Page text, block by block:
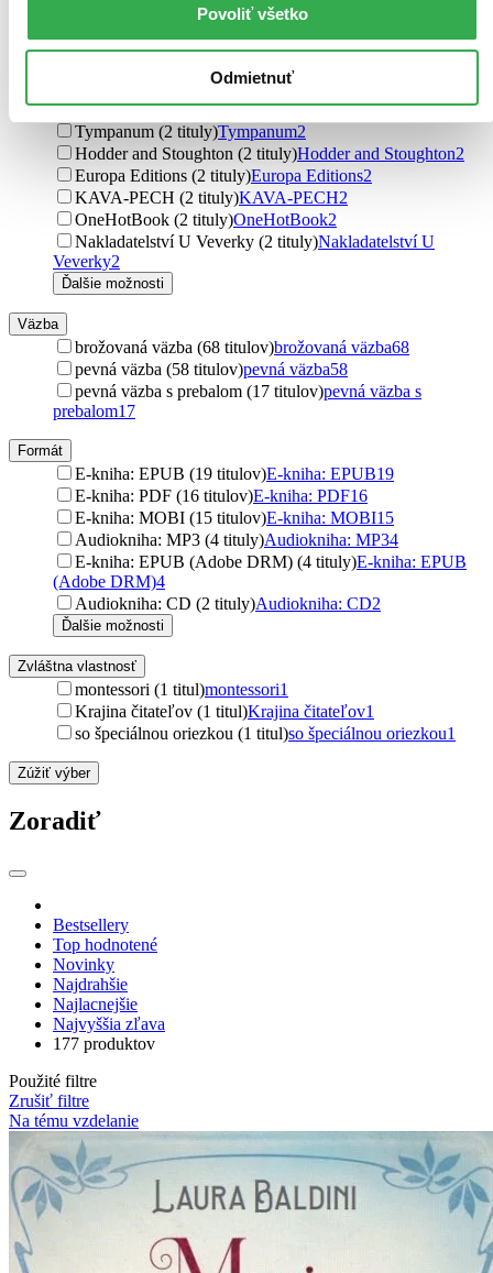
Povoliť všetko
Odmietnuť
Alma Books (3 tituly)Alma Books
Wordsworth Editions (3 tituly)Wordsworth Editions3
Euromedia Group (2 tituly)Euromedia Group
SUN (2 tituly)SUN2
Tympanum (2 tituly)Tympanum2
Hodder and Stoughton (2 tituly)Hodder and Stoughton2
Europa Editions (2 tituly)Europa Editions2
KAVA-PECH (2 tituly)KAVA-PECH2
OneHotBook (2 tituly)OneHotBook2
Nakladatelství U Veverky (2 tituly)Nakladatelství U
Veverky2
Ďalšie možnosti
Väzba
brožovaná väzba (68 titulov)brožovaná väzba68
pevná väzba (58 titulov)pevná väzba58
pevná väzba s prebalom (17 titulov)pevná väzba s
prebalom17
Formát
E-kniha: EPUB (19 titulov)E-kniha: EPUB19
E-kniha: PDF (16 titulov)E-kniha: PDF16
E-kniha: MOBI (15 titulov)E-kniha: MOBI15
Audiokniha: MP3 (4 tituly)Audiokniha: MP34
E-kniha: EPUB (Adobe DRM) (4 tituly)E-kniha: EPUB
(Adobe DRM)4
Audiokniha: CD (2 tituly)Audiokniha: CD2
Ďalšie možnosti
Zvláštna vlastnosť
montessori (1 titul)montessori1
Krajina čitateľov (1 titul)Krajina čitateľov1
so špeciálnou oriezkou (1 titul)so špeciálnou oriezkou1
Zúžiť výber
Zoradiť
Bestsellery
Top hodnotené
Novinky
Najdrahšie
Najlacnejšie
Najvyššia zľava
177 produktov
Použité filtre
Zrušiť filtre
Na tému vzdelanie